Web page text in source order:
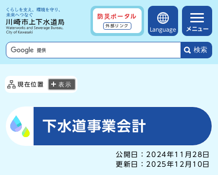
防災ポータル
外部リンク
Language メニュー
検索
現在位置 表示
下水道事業会計
公開日： 2024年11月28日
更新日： 2025年12月10日